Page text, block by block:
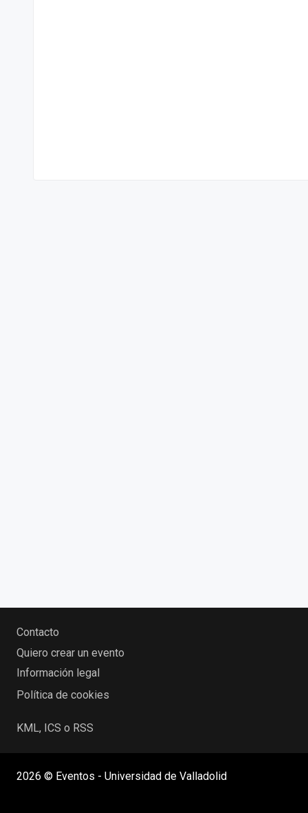
Contacto
Quiero crear un evento
Información legal
Política de cookies
KML, ICS o RSS
2026 © Eventos - Universidad de Valladolid